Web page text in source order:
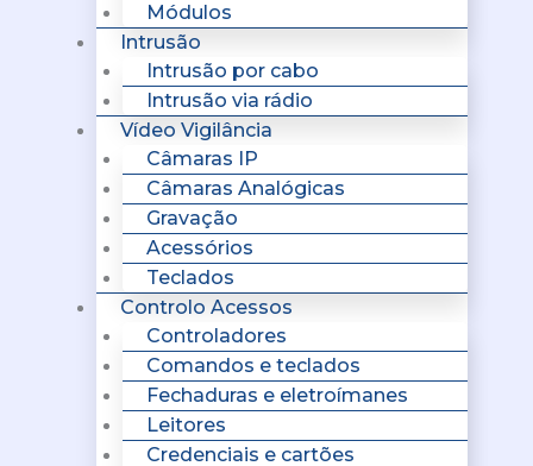
Módulos
Intrusão
Intrusão por cabo
Intrusão via rádio
Vídeo Vigilância
Câmaras IP
Câmaras Analógicas
Gravação
Acessórios
Teclados
Controlo Acessos
Controladores
Comandos e teclados
Fechaduras e eletroímanes
Leitores
Credenciais e cartões